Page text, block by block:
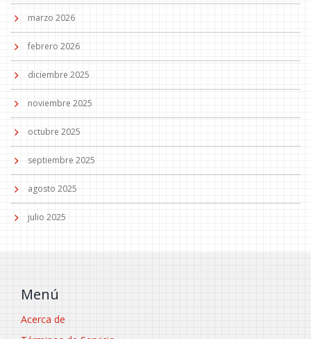
marzo 2026
febrero 2026
diciembre 2025
noviembre 2025
octubre 2025
septiembre 2025
agosto 2025
julio 2025
Menú
Acerca de